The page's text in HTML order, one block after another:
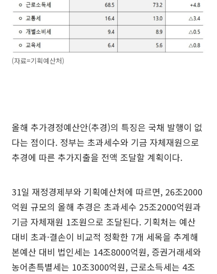
(자료=기획예산처)
올해 추가경정예산안(추경)의 특징은 국채 발행이 없
다는 점이다. 정부는 초과세수와 기금 자체재원으로
추경에 따른 추가지출을 전액 조달할 계획이다.
31일 재정경제부와 기획예산처에 따르면, 26조2000
억원 규모의 올해 추경은 초과세수 25조2000억원과
기금 자체재원 1조원으로 조달된다. 기획처는 예산
대비 초과·결손이 비교적 정확한 7개 세목을 추계해
본예산 대비 법인세는 14조8000억원, 증권거래세와
농어촌특별세는 10조3000억원, 근로소득세는 4조